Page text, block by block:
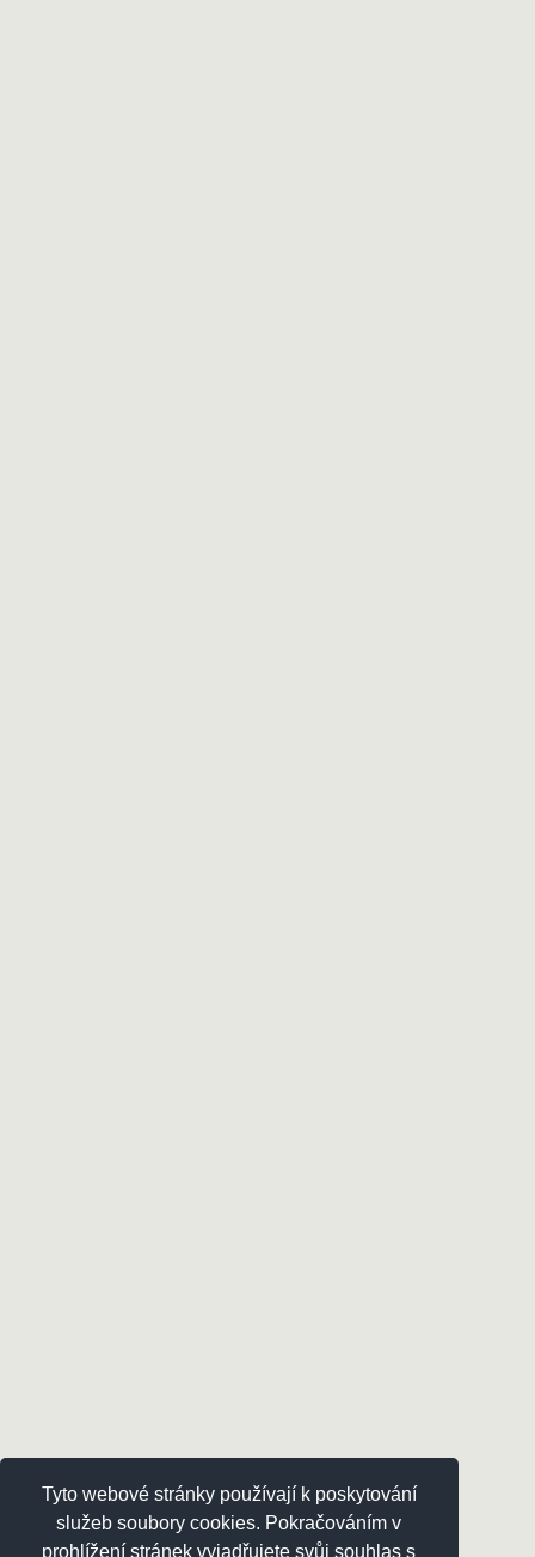
Tyto webové stránky používají k poskytování
služeb soubory cookies. Pokračováním v
prohlížení stránek vyjadřujete svůj souhlas s